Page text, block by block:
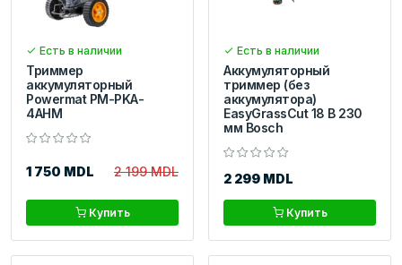
Есть в наличии
Триммер
аккумуляторный
Powermat PM-PKA-
4AHM
1 750 MDL 2 199 MDL
Купить
Есть в наличии
Аккумуляторный
триммер (без
аккумулятора)
EasyGrassCut 18 В 230
мм Bosch
2 299 MDL
Купить